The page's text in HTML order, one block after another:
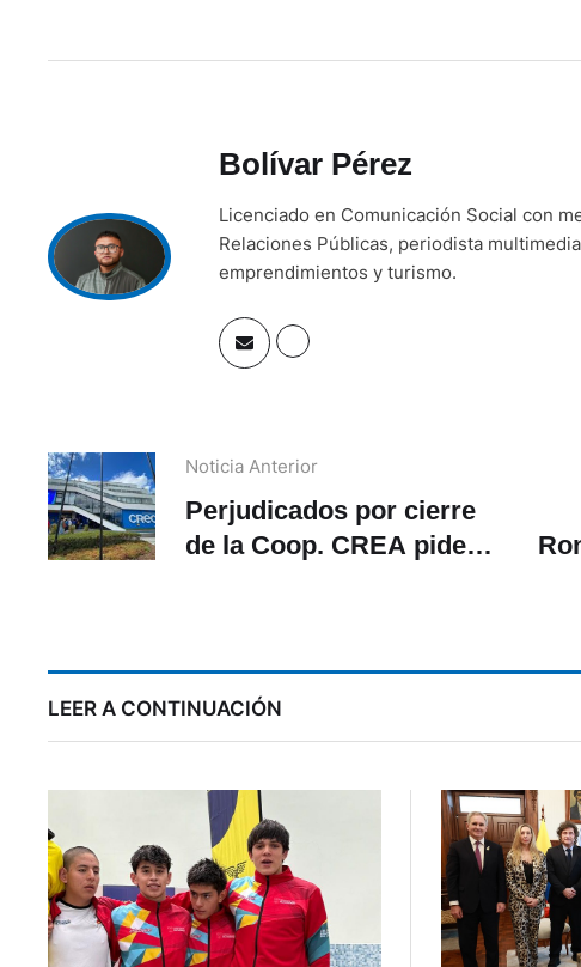
Bolívar Pérez
Licenciado en Comunicación Social con
Relaciones Públicas, periodista
emprendimientos y turismo.
Noticia Anterior
Perjudicados por cierre
de la Coop. CREA piden
LEER A CONTINUACIÓN